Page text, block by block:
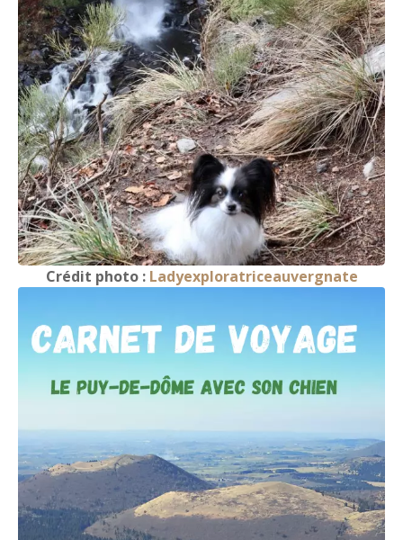
Crédit photo : Ladyexploratriceauvergnate